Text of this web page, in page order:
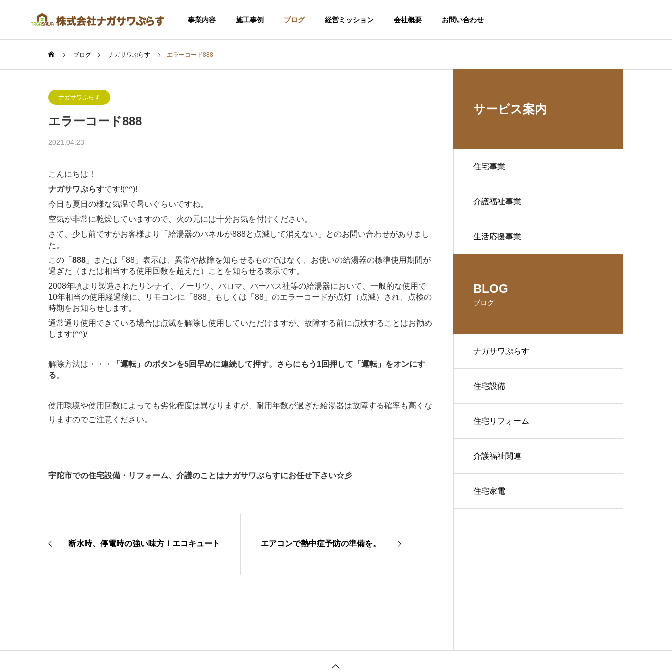
事業内容 施工事例 ブログ 経営ミッション 会社概要 お問い合わせ
事業内容
住宅事業
ブログ ナガサワぷらす エラーコード888
ナガサワぷらす
エラーコード888
2021.04.23
こんにちは！
ナガサワぷらすです!(^^)!
今日も夏日の様な気温で暑いぐらいですね。
空気が非常に乾燥していますので、火の元には十分お気を付けください。
さて、少し前ですがお客様より「給湯器のパネルが888と点滅して消えない」とのお問い合わせがありまし
た。
この「 888 」または「88」表示は、異常や故障を知らせるものではなく、お使いの給湯器の標準使用期間が
過ぎた（または相当する使用回数を超えた）ことを知らせる表示です。
2008年頃より製造されたリンナイ、ノーリツ、パロマ、パーパス社等の給湯器において、一般的な使用で
10年相当の使用経過後に、リモコンに「888」もしくは「88」のエラーコードが点灯（点滅）され、点検の
時期をお知らせします。
通常通り使用できている場合は点滅を解除し使用していただけますが、故障する前に点検することはお勧め
します(^^)/
解除方法は・・・ 「運転」のボタンを5回早めに連続して押す。
さらにもう1回押して「運転」をオンにす
る。
使用環境や使用回数によっても劣化程度は異なりますが、耐用年数が過ぎた給湯器は故障する確率も高くな
りますのでご注意ください。
宇陀市での住宅設備・リフォーム、介護のことはナガサワぷらすにお任せ下さい☆彡
断水時、停電時の強い味方！エコキュート エアコンで熱中症予防の準備を。
サービス案内
住宅事業
介護福祉事業
生活応援事業
BLOG
ブログ
ナガサワぷらす
住宅設備
住宅リフォーム
介護福祉関連
住宅家電